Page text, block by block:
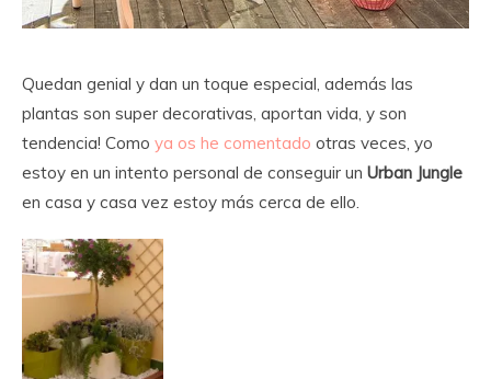
Quedan genial y dan un toque especial, además las
plantas son super decorativas, aportan vida, y son
tendencia! Como ya os he comentado otras veces, yo
estoy en un intento personal de conseguir un Urban Jungle
en casa y casa vez estoy más cerca de ello.